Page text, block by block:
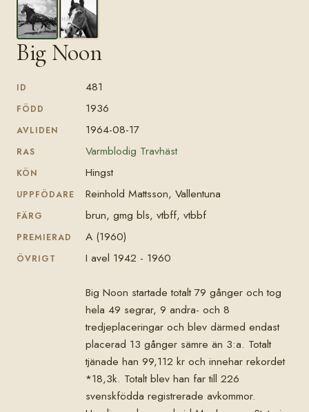
Big Noon
ID 481
FÖDD 1936
AVLIDEN 1964-08-17
RAS Varmblodig Travhäst
KÖN Hingst
UPPFÖDARE Reinhold Mattsson, Vallentuna
FÄRG brun, gmg bls, vtbff, vtbbf
PREMIERAD A (1960)
ÖVRIGT I avel 1942 - 1960
Big Noon startade totalt 79 gånger och tog
hela 49 segrar, 9 andra- och 8
tredjeplaceringar och blev därmed endast
placerad 13 gånger sämre än 3:a. Totalt
tjänade han 99,112 kr och innehar rekordet
*18,3k. Totalt blev han far till 226
svenskfödda registrerade avkommor.